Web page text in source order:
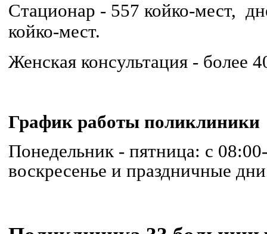
Стационар - 557 койко-мест,
койко-мест.
Женская консультация - более
График работы поликлиники
Понедельник - пятница: с
воскресенье и праздничные